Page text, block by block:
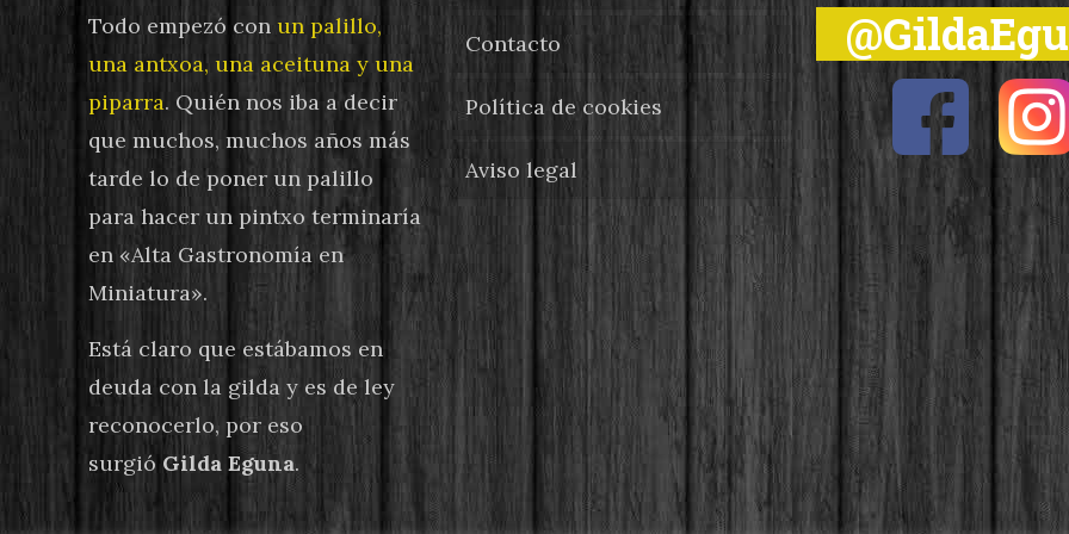
Todo empezó con un palillo,
una antxoa, una aceituna y una
piparra. Quién nos iba a decir
que muchos, muchos años más
tarde lo de poner un palillo
para hacer un pintxo terminaría
en «Alta Gastronomía en
Miniatura».
Está claro que estábamos en
deuda con la gilda y es de ley
reconocerlo, por eso
surgió Gilda Eguna.
Contacto
Política de cookies
Aviso legal